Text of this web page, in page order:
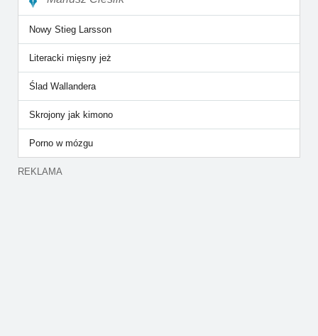
Nowy Stieg Larsson
Literacki mięsny jeż
Ślad Wallandera
Skrojony jak kimono
Porno w mózgu
REKLAMA